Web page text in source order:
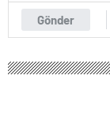
Gönder